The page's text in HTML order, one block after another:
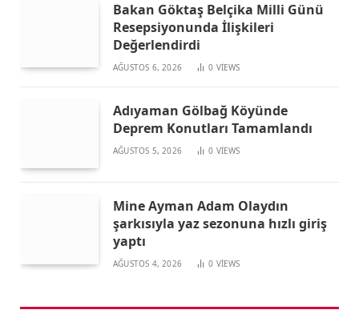
Bakan Göktaş Belçika Milli Günü
Resepsiyonunda İlişkileri
Değerlendirdi
AĞUSTOS 6, 2026 0 VIEWS
Adıyaman Gölbağ Köyünde
Deprem Konutları Tamamlandı
AĞUSTOS 5, 2026 0 VIEWS
Mine Ayman Adam Olaydın
şarkısıyla yaz sezonuna hızlı giriş
yaptı
AĞUSTOS 4, 2026 0 VIEWS